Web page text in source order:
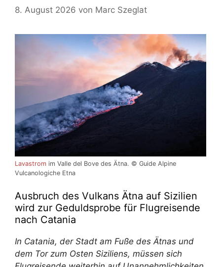
8. August 2026 von Marc Szeglat
Lavastrom im Valle del Bove des Ätna. © Guide Alpine
Vulcanologiche Etna
Ausbruch des Vulkans Ätna auf Sizilien
wird zur Geduldsprobe für Flugreisende
nach Catania
In Catania, der Stadt am Fuße des Ätnas und
dem Tor zum Osten Siziliens, müssen sich